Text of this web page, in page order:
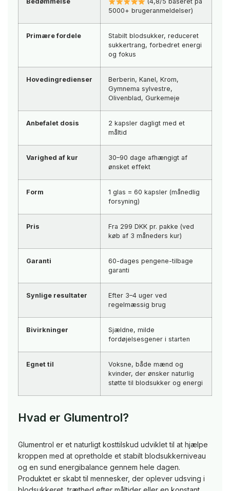
5000+ brugeranmeldelser)
Primære fordele
Stabilt blodsukker, reduceret
sukkertrang, forbedret energi
og fokus
Hovedingredienser
Berberin, Kanel, Krom,
Gymnema sylvestre,
Olivenblad, Gurkemeje
Anbefalet dosis
2 kapsler dagligt med et
måltid
Varighed af kur
30–90 dage afhængigt af
ønsket effekt
Form
1 glas = 60 kapsler (månedlig
forsyning)
Pris
Fra 299 DKK pr. pakke (ved
køb af 3 måneders kur)
Garanti
60-dages pengene-tilbage
garanti
Synlige resultater
Efter 3–4 uger ved
regelmæssig brug
Bivirkninger
Sjældne, milde
fordøjelsesgener i starten
Egnet til
Voksne, både mænd og
kvinder, der ønsker naturlig
støtte til blodsukker og energi
Hvad er Glumentrol?
Glumentrol er et naturligt kosttilskud udviklet til at hjælpe
kroppen med at opretholde et stabilt blodsukkerniveau
og en sund energibalance gennem hele dagen.
Produktet er skabt til mennesker, der oplever udsving i